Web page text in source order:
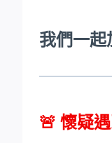
我們一起
🚨 懷疑